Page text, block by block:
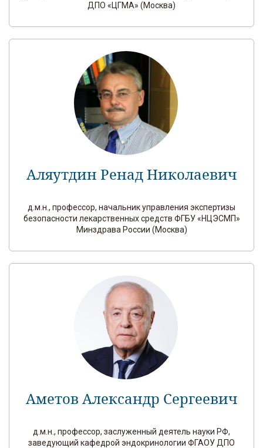
ДПО «ЦГМА» (Москва)
Аляутдин Ренад Николаевич
д.м.н., профессор, начальник управления экспертизы
безопасности лекарственных средств ФГБУ «НЦЭСМП»
Минздрава России (Москва)
Аметов Александр Сергеевич
д.м.н., профессор, заслуженный деятель науки РФ,
заведующий кафедрой эндокринологии ФГАОУ ДПО